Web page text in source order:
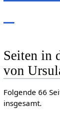
Seiten in
von
Folgende 66
insgesamt.